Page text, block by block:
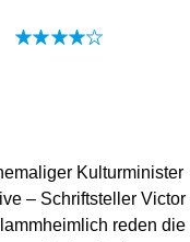
Kulturminister
– Schriftsteller Victor
reden die